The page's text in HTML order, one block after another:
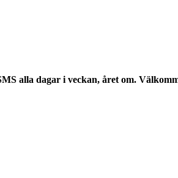
alla dagar i veckan, året om.